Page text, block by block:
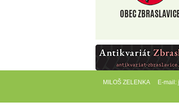
MILOŠ ZELENKA E-mail: